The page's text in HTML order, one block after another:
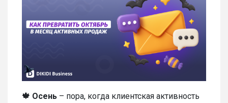
🍁 Осень – пора, когда клиентская активность